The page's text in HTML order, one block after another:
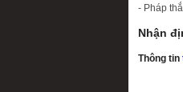
- Pháp
Nhận
Thông tin